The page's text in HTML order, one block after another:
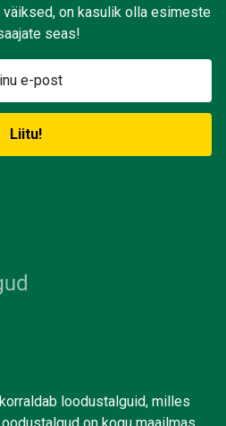
on kasulik olla esimeste
seas!
loodustalguid, milles